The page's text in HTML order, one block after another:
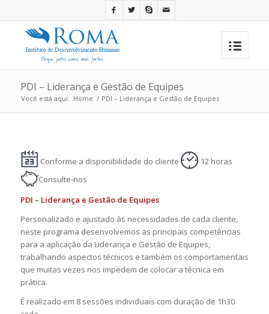
PDI – Liderança e Gestão de Equipes
Você está aqui: Home / PDI – Liderança e Gestão de Equipes
Conforme a disponibilidade do cliente
12 horas
Consulte-nos
PDI – Liderança e Gestão de Equipes
Personalizado e ajustado às necessidades de cada cliente,
neste programa desenvolvemos as principais competências
para a aplicação da Liderança e Gestão de Equipes,
trabalhando aspectos técnicos e também os comportamentais
que muitas vezes nos impedem de colocar a técnica em
prática.
É realizado em 8 sessões individuais com duração de 1h30